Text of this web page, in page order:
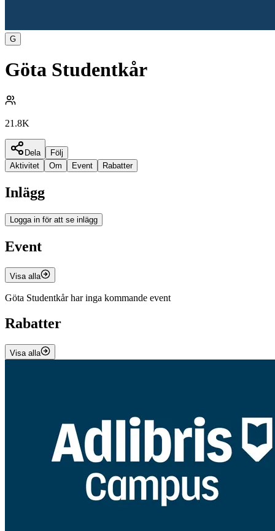
G
Göta Studentkår
21.8K
Dela
Följ
Aktivitet
Om Event Rabatter
Inlägg
Logga in för att se inlägg
Event
Visa alla
Göta Studentkår har inga kommande event
Rabatter
Visa alla